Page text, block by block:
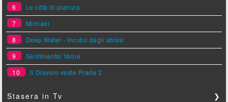
6
Le città di pianura
7
Michael
8
Deep Water - Incubo dagli abissi
9
Sentimental Value
10
Il Diavolo veste Prada 2
Stasera in Tv ❯